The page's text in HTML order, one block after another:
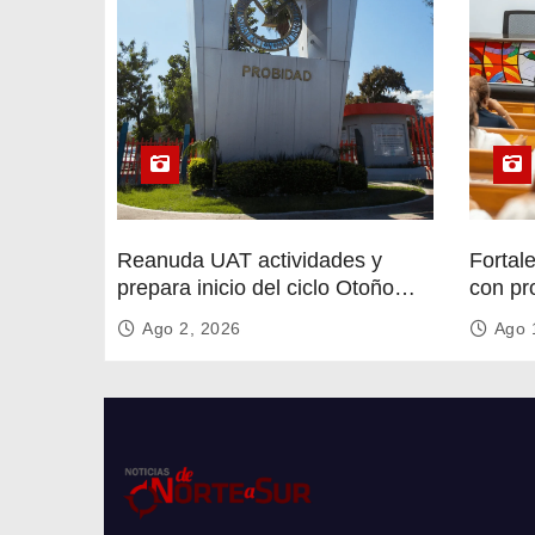
Reanuda UAT actividades y
prepara inicio del ciclo Otoño
2026
Ago 2, 2026
con
circular
Ago